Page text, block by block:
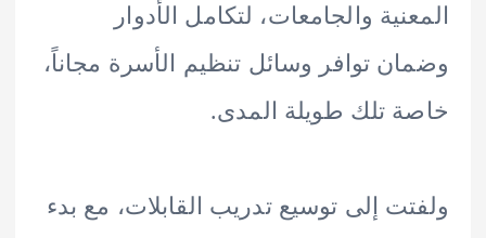
والجامعات، لتكامل الأدوار
توافر وسائل تنظيم الأسرة مجاناً،
تلك طويلة المدى.
إلى توسيع تدريب القابلات، مع بدء